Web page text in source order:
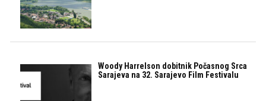
Woody Harrelson dobitnik Počasnog Srca
Sarajeva na 32. Sarajevo Film Festivalu